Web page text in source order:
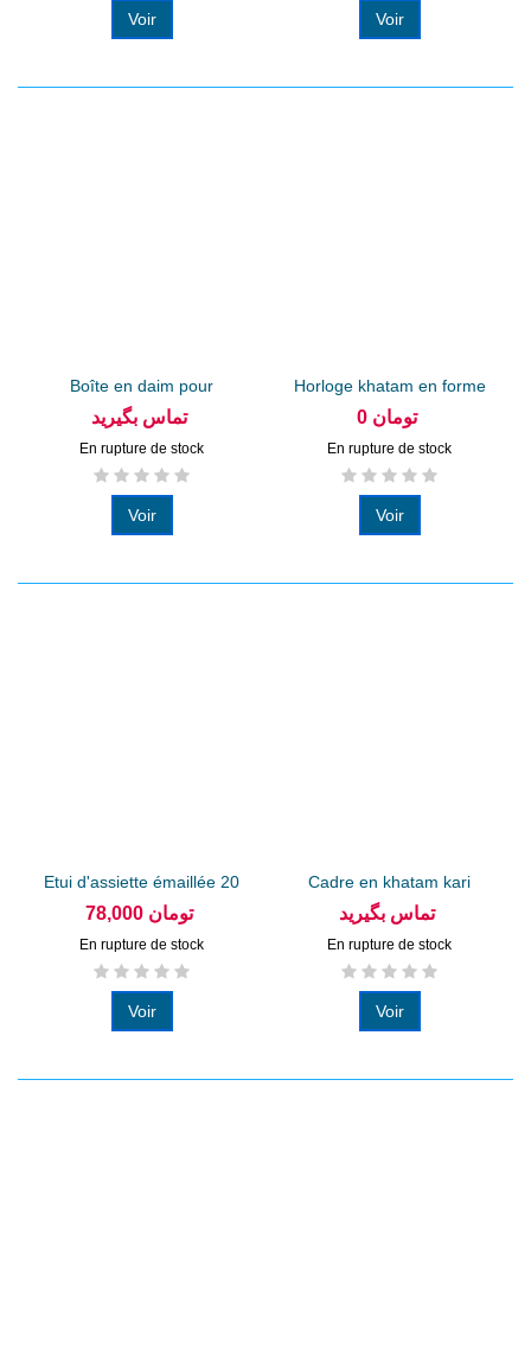
Voir Voir
Boîte en daim pour
service...
تماس بگیرید
En rupture de stock
Voir
Horloge khatam en forme
de...
0 تومان
En rupture de stock
Voir
Etui d'assiette émaillée 20
cm...78,000 تومان
En rupture de stock
Voir
Cadre en khatam kari
unique...
تماس بگیرید
En rupture de stock
Voir